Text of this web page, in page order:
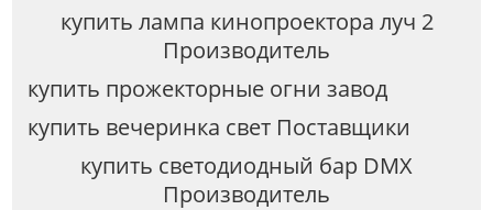
купить лампа кинопроектора луч 2
Производитель
купить прожекторные огни завод
купить вечеринка свет Поставщики
купить светодиодный бар DMX
Производитель